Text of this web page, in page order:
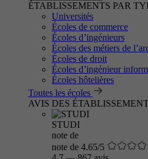
ÉTABLISSEMENTS PAR
Universités
Écoles de commerce
Écoles d’ingénieurs
Écoles des métiers de
Écoles de droit
Écoles d’ingénieur
Écoles hôtelières
Toutes les écoles
AVIS DES
STUDI
note de
note de 4.65/5